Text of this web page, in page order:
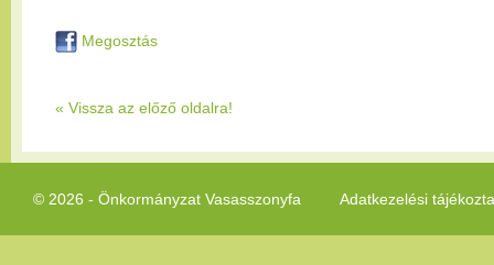
Megosztás
« Vissza az előző oldalra!
© 2026 - Önkormányzat Vasasszonyfa Adatkezelési